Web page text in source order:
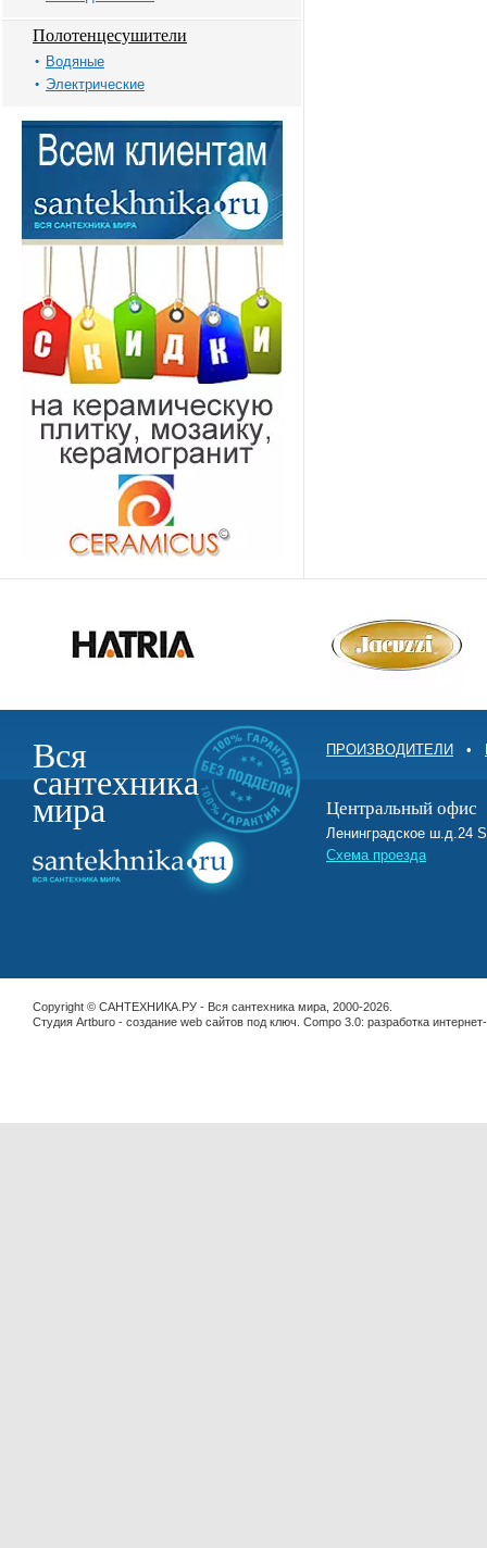
Полотенцесушители
Водяные
Электрические
Вся
сантехника
мира
ПРОИЗВОДИТЕЛИ •
Центральный офис
Ленинградское ш.д.24
Схема проезда
Copyright © САНТЕХНИКА.РУ - Вся сантехника мира, 2000-2026.
Студия Artburo - cоздание web сайтов под ключ . Compo 3.0: разработка